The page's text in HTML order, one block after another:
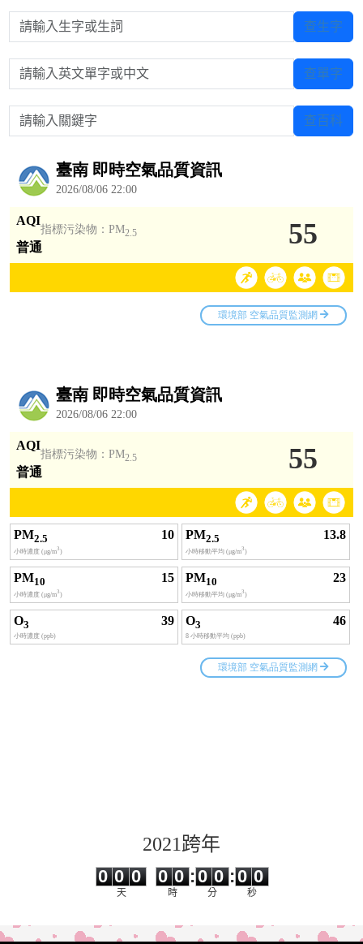
請輸入生字或生詞 查生字
請輸入英文單字或中文 查單字
請輸入關鍵字 查百科
2021跨年
0 0 0
天
0
0
0
時
:
0
0 0
分
:0 0
秒